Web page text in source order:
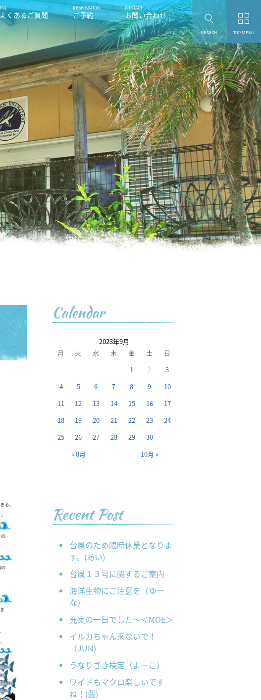
よくあるご質問 ご予約 お問い合わせ
SEARCH TOP MENU
Calendar
2023年9月
月
火 水 木 金 土 日
« 8月 10月 »
1 2
3
4
5 6 7 8 9
10
11
12 13 14 15 16
17
18
19 20 21 22 23
24
25
26 27 28 29 30
Recent Post
台風のため臨時休業となりま
す。(あい)
台風１３号に関するご案内
海洋生物にご注意を（ゆー
な）
充実の一日でした～＜MOE＞
イルカちゃん来ないで！
（JUN)
うなりざき検定（よーこ）
ワイドもマクロ楽しいです
ね！(藍)